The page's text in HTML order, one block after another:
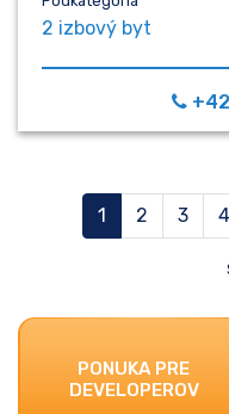
2 izbový byt
1(aktuálna)
2 3 4
PONUKA PRE
DEVELOPEROV